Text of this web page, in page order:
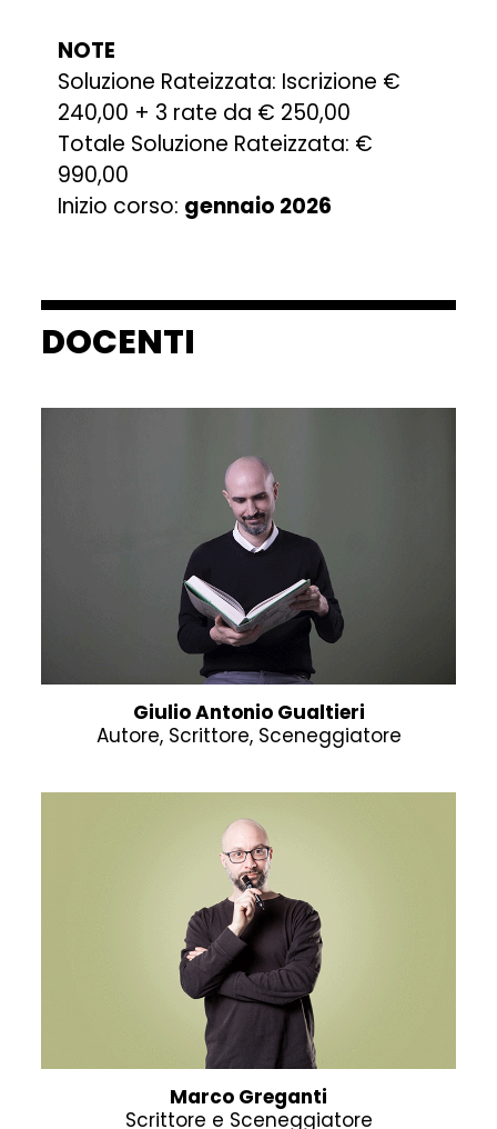
NOTE
Soluzione Rateizzata: Iscrizione €
240,00 + 3 rate da € 250,00
Totale Soluzione Rateizzata: €
990,00
Inizio corso: gennaio 2026
DOCENTI
Giulio Antonio Gualtieri
Autore, Scrittore, Sceneggiatore
Marco Greganti
Scrittore e Sceneggiatore